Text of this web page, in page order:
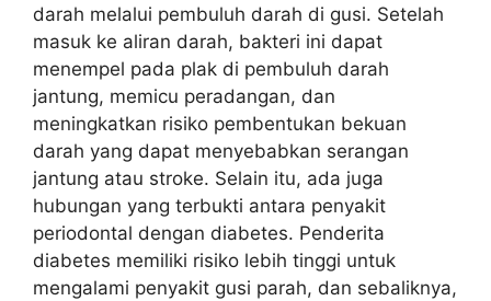
darah melalui pembuluh darah di gusi. Setelah
masuk ke aliran darah, bakteri ini dapat
menempel pada plak di pembuluh darah
jantung, memicu peradangan, dan
meningkatkan risiko pembentukan bekuan
darah yang dapat menyebabkan serangan
jantung atau stroke. Selain itu, ada juga
hubungan yang terbukti antara penyakit
periodontal dengan diabetes. Penderita
diabetes memiliki risiko lebih tinggi untuk
mengalami penyakit gusi parah, dan sebaliknya,